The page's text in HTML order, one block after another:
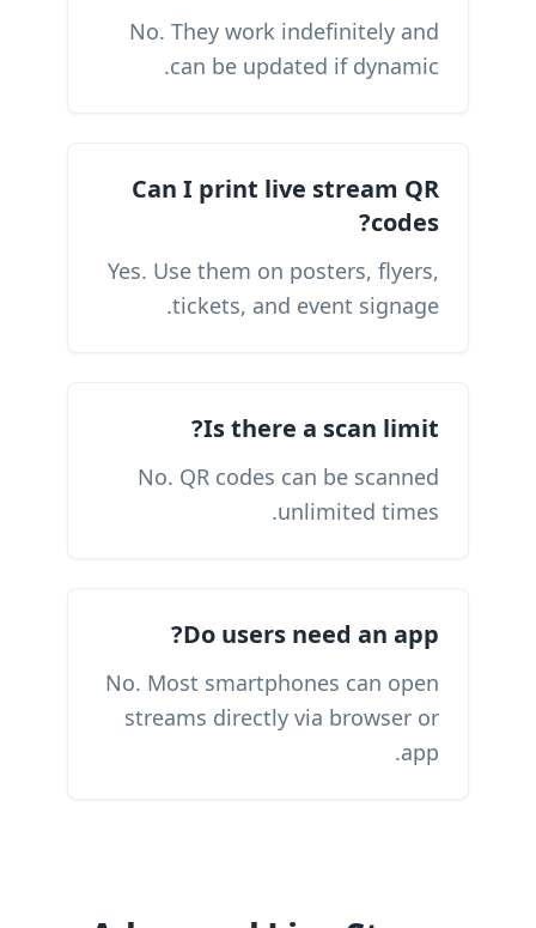
No. They work indefinitely and
can be updated if dynamic.
Can I print live stream QR
codes?
Yes. Use them on posters, flyers,
tickets, and event signage.
Is there a scan limit?
No. QR codes can be scanned
unlimited times.
Do users need an app?
No. Most smartphones can open
streams directly via browser or
app.